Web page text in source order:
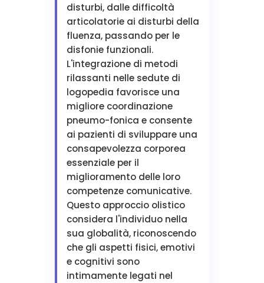
disturbi, dalle difficoltà
articolatorie ai disturbi della
fluenza, passando per le
disfonie funzionali.
L'integrazione di metodi
rilassanti nelle sedute di
logopedia favorisce una
migliore coordinazione
pneumo-fonica e consente
ai pazienti di sviluppare una
consapevolezza corporea
essenziale per il
miglioramento delle loro
competenze comunicative.
Questo approccio olistico
considera l'individuo nella
sua globalità, riconoscendo
che gli aspetti fisici, emotivi
e cognitivi sono
intimamente legati nel